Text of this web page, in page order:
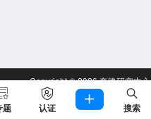
Copyright © 2026套路研究中心
查询 55 次，耗时 0.2357 秒
题 认证 搜索